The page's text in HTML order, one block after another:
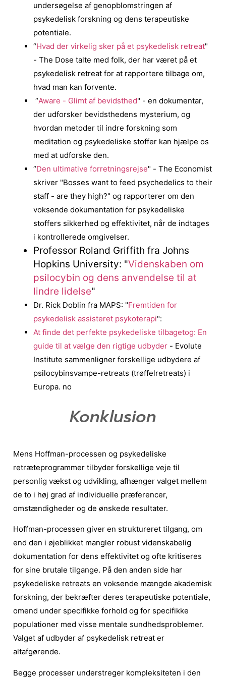
undersøgelse af genopblomstringen af
psykedelisk forskning og dens terapeutiske
potentiale.
“Hvad der virkelig sker på et psykedelisk retreat"
- The Dose talte med folk, der har været på et
psykedelisk retreat for at rapportere tilbage om,
hvad man kan forvente.
“Aware - Glimt af bevidsthed" - en dokumentar,
der udforsker bevidsthedens mysterium, og
hvordan metoder til indre forskning som
meditation og psykedeliske stoffer kan hjælpe os
med at udforske den.
“Den ultimative forretningsrejse" - The Economist
skriver "Bosses want to feed psychedelics to their
staff - are they high?" og rapporterer om den
voksende dokumentation for psykedeliske
stoffers sikkerhed og effektivitet, når de indtages
i kontrollerede omgivelser.
Professor Roland Griffith fra Johns
Hopkins University: "Videnskaben om
psilocybin og dens anvendelse til at
lindre lidelse"
Dr. Rick Doblin fra MAPS: "Fremtiden for
psykedelisk assisteret psykoterapi":
At finde det perfekte psykedeliske tilbagetog: En
guide til at vælge den rigtige udbyder - Evolute
Institute sammenligner forskellige udbydere af
psilocybinsvampe-retreats (trøffelretreats) i
Europa. no
Konklusion
Mens Hoffman-processen og psykedeliske
retræteprogrammer tilbyder forskellige veje til
personlig vækst og udvikling, afhænger valget mellem
de to i høj grad af individuelle præferencer,
omstændigheder og de ønskede resultater.
Hoffman-processen giver en struktureret tilgang, om
end den i øjeblikket mangler robust videnskabelig
dokumentation for dens effektivitet og ofte kritiseres
for sine brutale tilgange. På den anden side har
psykedeliske retreats en voksende mængde akademisk
forskning, der bekræfter deres terapeutiske potentiale,
omend under specifikke forhold og for specifikke
populationer med visse mentale sundhedsproblemer.
Valget af udbyder af psykedelisk retreat er
altafgørende.
Begge processer understreger kompleksiteten i den